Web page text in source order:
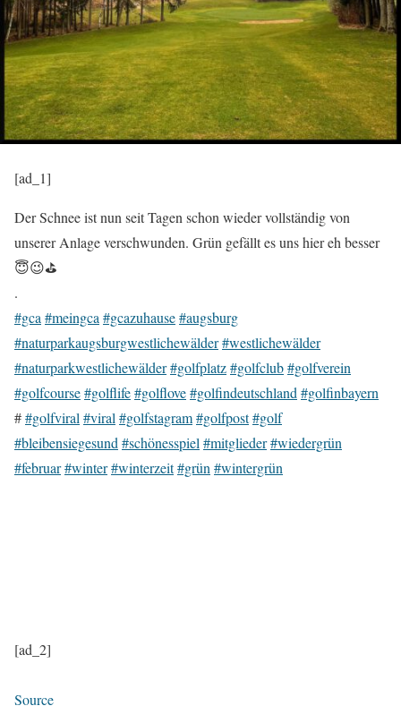
[ad_1]
Der Schnee ist nun seit Tagen schon wieder vollständig von
unserer Anlage verschwunden. Grün gefällt es uns hier eh besser
😇😉⛳️
.
#gca #meingca #gcazuhause#augsburg
#naturparkaugsburgwestlichewälder#westlichewälder
#naturparkwestlichewälder#golfplatz#golfclub#golfverein
#golfcourse#golflife#golflove#golfindeutschland #golfinbayern
##golfviral #viral #golfstagram#golfpost#golf
#bleibensiegesund #schönesspiel #mitglieder#wiedergrün
#februar#winter#winterzeit#grün #wintergrün
[ad_2]
Source